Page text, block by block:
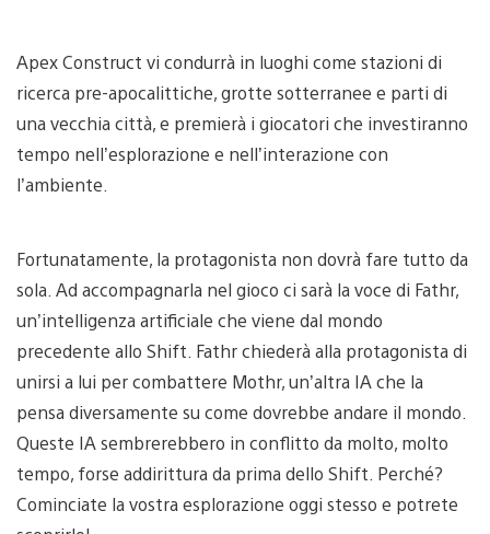
Apex Construct vi condurrà in luoghi come stazioni di
ricerca pre-apocalittiche, grotte sotterranee e parti di
una vecchia città, e premierà i giocatori che investiranno
tempo nell’esplorazione e nell’interazione con
l’ambiente.
Fortunatamente, la protagonista non dovrà fare tutto da
sola. Ad accompagnarla nel gioco ci sarà la voce di Fathr,
un’intelligenza artificiale che viene dal mondo
precedente allo Shift. Fathr chiederà alla protagonista di
unirsi a lui per combattere Mothr, un’altra IA che la
pensa diversamente su come dovrebbe andare il mondo.
Queste IA sembrerebbero in conflitto da molto, molto
tempo, forse addirittura da prima dello Shift. Perché?
Cominciate la vostra esplorazione oggi stesso e potrete